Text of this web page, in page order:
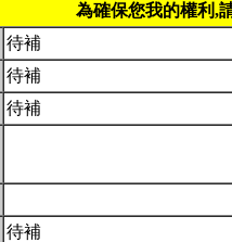
為確保您我的權利,
待補
待補
待補
待補